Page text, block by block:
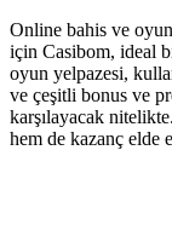
Online bahis ve
için Casibom, ideal
oyun yelpazesi,
ve çeşitli bonus ve
karşılayacak
hem de kazanç elde